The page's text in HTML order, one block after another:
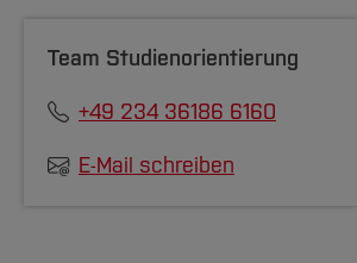
Service
Team Studienorientierung
+49 234 36186 6160
E-Mail schreiben